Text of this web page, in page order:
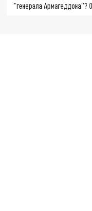
"генерала Армагеддона"?